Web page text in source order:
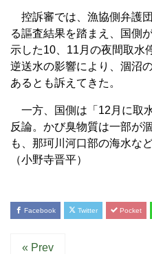
控訴審では、漁協側弁護
る謳査結果を踏まえ、国側
示した10、11月の夜間取水
逆送水の影響により、涸沼
あるとも訴えてきた。
一方、国側は「12月に取
反論。かび臭物質は一部が
も、那珂川河口部の海水な
（小野寺晋平）
Facebook Twitter Pocket
« Prev